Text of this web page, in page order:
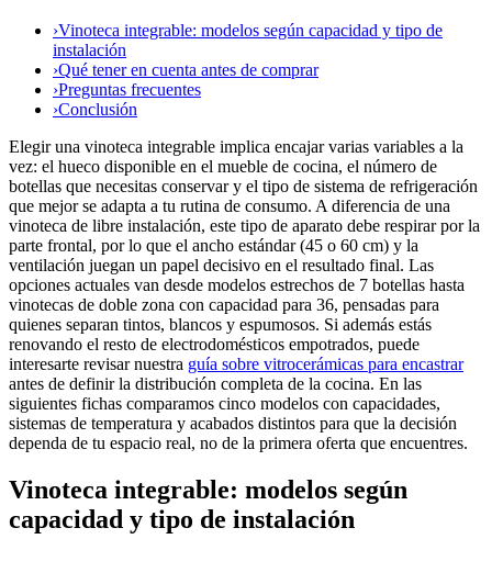
›Vinoteca integrable: modelos según capacidad y tipo de
instalación
›Qué tener en cuenta antes de comprar
›Preguntas frecuentes
›Conclusión
Elegir una vinoteca integrable implica encajar varias variables a la
vez: el hueco disponible en el mueble de cocina, el número de
botellas que necesitas conservar y el tipo de sistema de refrigeración
que mejor se adapta a tu rutina de consumo. A diferencia de una
vinoteca de libre instalación, este tipo de aparato debe respirar por la
parte frontal, por lo que el ancho estándar (45 o 60 cm) y la
ventilación juegan un papel decisivo en el resultado final. Las
opciones actuales van desde modelos estrechos de 7 botellas hasta
vinotecas de doble zona con capacidad para 36, pensadas para
quienes separan tintos, blancos y espumosos. Si además estás
renovando el resto de electrodomésticos empotrados, puede
interesarte revisar nuestra guía sobre vitrocerámicas para encastrar
antes de definir la distribución completa de la cocina. En las
siguientes fichas comparamos cinco modelos con capacidades,
sistemas de temperatura y acabados distintos para que la decisión
dependa de tu espacio real, no de la primera oferta que encuentres.
Vinoteca integrable: modelos según
capacidad y tipo de instalación